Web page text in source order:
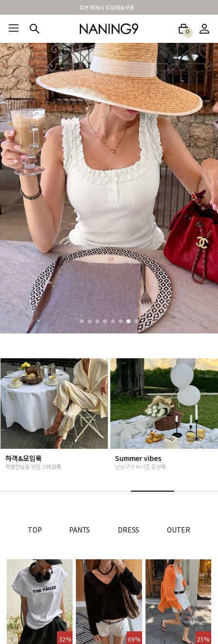
BEST 포토리뷰 - 매주 2명추첨 3만원쿠폰
0
BEST100🤍 NEW5% 베스트재진행 썸머여행룩 아울렛 하객&모임룩
Summer vibes
난닝구의 뉴시즌 감성룩
베스트재진행
고객님들이 인정해주신 Steady seller
TOP PANTS DRESS OUTER
32% 69% 25%